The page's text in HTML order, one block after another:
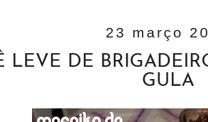
23 março
LEVE DE
GULA